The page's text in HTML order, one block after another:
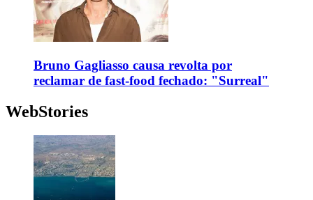
Bruno Gagliasso causa revolta por
reclamar de fast-food fechado: "Surreal"
WebStories